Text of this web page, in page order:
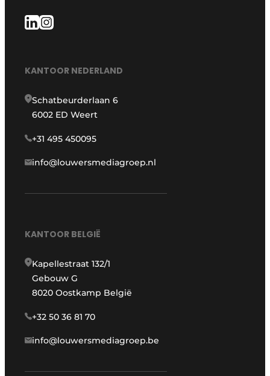
KANTOOR NEDERLAND
Schatbeurderlaan 6
6002 ED Weert
+31 495 450095
info@louwersmediagroep.nl
KANTOOR BELGIË
Kapellestraat 132/1
Gebouw G
8020 Oostkamp België
+32 50 36 81 70
info@louwersmediagroep.be